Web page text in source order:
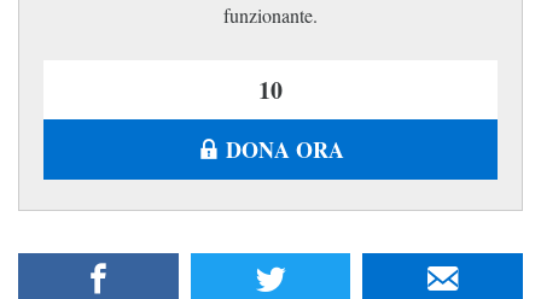
funzionante.
DONA ORA